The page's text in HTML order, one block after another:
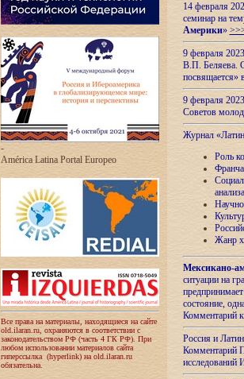
-
América Latina Portal Europeo
Все права на материалы, находящиеся на сайте
old.ilaran.ru, охраняются в соответствии с
законодательством РФ (часть 4 ГК РФ). При
любом использовании материалов сайта
гиперссылка (hyperlink) на old.ilaran.ru
обязательна.
14 февраля
семинар на
Америки»
9 февраля
В.П. Беляева.
посвящается»
9 февраля
Советов
Журнал
Роль
анализа
Жанр
Мексикано-
ситуации на
состояние,
Комментарий
Россия и
Комментарий